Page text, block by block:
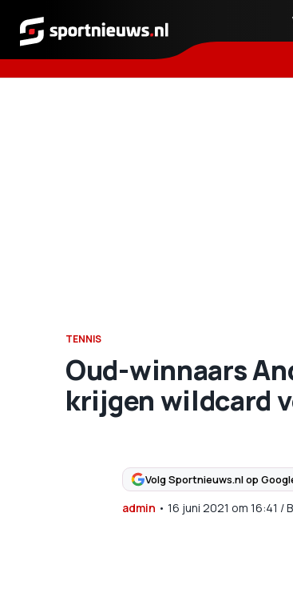
Sportnieuws.nl
TENNIS
Oud-winnaars
krijgen wildcard
Volg Sportnieuws.nl op
admin • 16 juni 2021 om 16:41 /